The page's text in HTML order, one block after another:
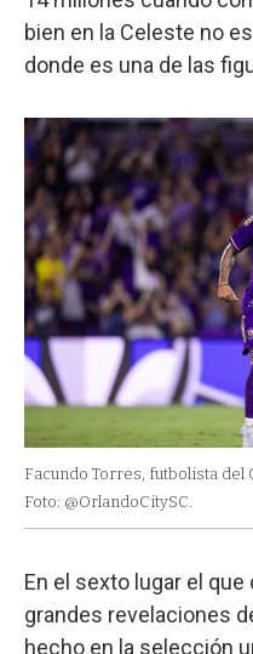
bien en la Celeste no
donde es una de las
Facundo Torres, futbolista del
Foto: @OrlandoCitySC.
En el sexto lugar el
grandes revelaciones
hecho en la selección